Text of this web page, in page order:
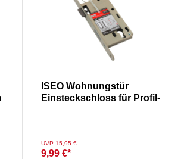
ISEO Wohnungstür
Einsteckschloss für Profil-
Preis reduziert von
UVP 15,95 €auf
9,99 €*